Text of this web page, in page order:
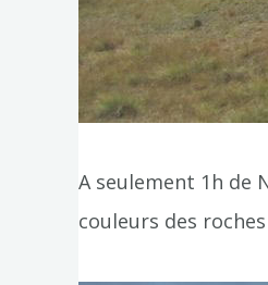
A seulement 1h de
couleurs des